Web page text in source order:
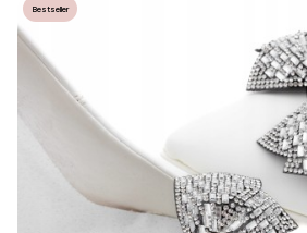
Bestseller